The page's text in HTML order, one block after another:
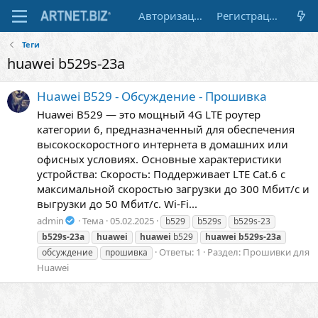
Авторизация Регистрация
Теги
huawei b529s-23a
Huawei B529 - Обсуждение - Прошивка
Huawei B529 — это мощный 4G LTE роутер
категории 6, предназначенный для обеспечения
высокоскоростного интернета в домашних или
офисных условиях. Основные характеристики
устройства: Скорость: Поддерживает LTE Cat.6 с
максимальной скоростью загрузки до 300 Мбит/с и
выгрузки до 50 Мбит/с. Wi-Fi...
admin Тема 05.02.2025 b529 b529s
b529s-23
b529s-23a
huawei huawei b529 huawei b529s-23a
обсуждение
прошивка Ответы: 1 Раздел: Прошивки для
Huawei